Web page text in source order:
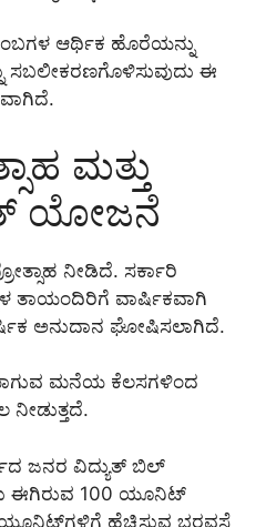
ಆರ್ಥಿಕ ಹೊರೆಯನ್ನು
ಈ
ಮತ್ತು
ಯೋಜನೆ
ನೀಡಿದೆ. ಸರ್ಕಾರಿ
ತಾಯಂದಿರಿಗೆ ವಾರ್ಷಿಕವಾಗಿ
ಅನುದಾನ ಘೋಷಿಸಲಾಗಿದೆ.
ಮನೆಯ ಕೆಲಸಗಳಿಂದ
ಜನರ ವಿದ್ಯುತ್ ಬಿಲ್
ಈಗಿರುವ 100 ಯೂನಿಟ್
ಯೂನಿಟ್‌ಗಳಿಗೆ ಹೆಚ್ಚಿಸುವ ಭರವಸೆ